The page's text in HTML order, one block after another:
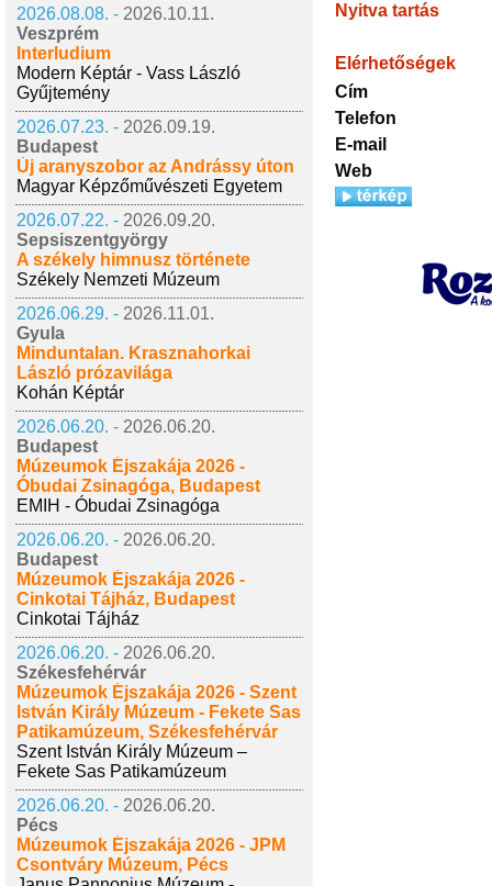
2026.08.08. - 2026.10.11.
Veszprém
Interludium
Modern Képtár - Vass László
Gyűjtemény
2026.07.23. - 2026.09.19.
Budapest
Új aranyszobor az Andrássy úton
Magyar Képzőművészeti Egyetem
2026.07.22. - 2026.09.20.
Sepsiszentgyörgy
A székely himnusz története
Székely Nemzeti Múzeum
2026.06.29. - 2026.11.01.
Gyula
Minduntalan. Krasznahorkai
László prózavilága
Kohán Képtár
2026.06.20. - 2026.06.20.
Budapest
Múzeumok Éjszakája 2026 -
Óbudai Zsinagóga, Budapest
EMIH - Óbudai Zsinagóga
2026.06.20. - 2026.06.20.
Budapest
Múzeumok Éjszakája 2026 -
Cinkotai Tájház, Budapest
Cinkotai Tájház
2026.06.20. - 2026.06.20.
Székesfehérvár
Múzeumok Éjszakája 2026 - Szent
István Király Múzeum - Fekete Sas
Patikamúzeum, Székesfehérvár
Szent István Király Múzeum –
Fekete Sas Patikamúzeum
2026.06.20. - 2026.06.20.
Pécs
Múzeumok Éjszakája 2026 - JPM
Csontváry Múzeum, Pécs
Nyitva tartás
Elérhetőségek
Cím
Telefon
E-mail
Web